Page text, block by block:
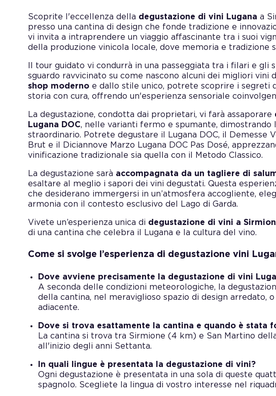
Scoprite l'eccellenza della degustazione di vini Lugana a
presso una cantina di design che fonde tradizione e
vi invita a intraprendere un viaggio affascinante tra i suoi
della produzione vinicola locale, dove memoria e tradizione
Il tour guidato vi condurrà in una passeggiata tra i filari e gli
sguardo ravvicinato su come nascono alcuni dei migliori vini
shop moderno e dallo stile unico, potrete scoprire i segreti
storia con cura, offrendo un'esperienza sensoriale
La degustazione, condotta dai proprietari, vi farà assaporare
Lugana DOC, nelle varianti fermo e spumante, dimostrando
straordinario. Potrete degustare il Lugana DOC, il Demesse
Brut e il Diciannove Marzo Lugana DOC Pas Dosé,
vinificazione tradizionale sia quella con il Metodo Classico.
La degustazione sarà accompagnata da un tagliere di
esaltare al meglio i sapori dei vini degustati. Questa
che desiderano immergersi in un’atmosfera accogliente,
armonia con il contesto esclusivo del Lago di Garda.
Vivete un’esperienza unica di degustazione di vini a
di una cantina che celebra il Lugana e la cultura del vino.
Come si svolge l’esperienza di degustazione vini
Dove avviene precisamente la degustazione di vini
A seconda delle condizioni meteorologiche, la
della cantina, nel meraviglioso spazio di design arredato,
adiacente.
Dove si trova esattamente la cantina e quando è stata
La cantina si trova tra Sirmione (4 km) e San Martino
all'inizio degli anni Settanta.
In quali lingue è presentata la degustazione di vini?
Ogni degustazione è presentata in una sola di queste
spagnolo. Scegliete la lingua di vostro interesse nel